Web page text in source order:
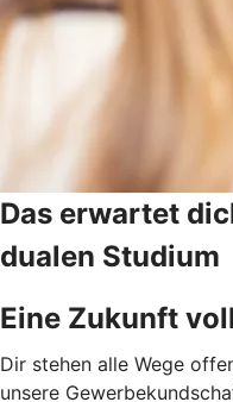
Das erwartet
dualen Studium
Eine Zukunft
Dir stehen alle Wege
unsere